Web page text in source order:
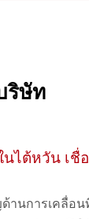
ริษัท
ไต้หวัน เชื่
ด้านการเคลื่อ